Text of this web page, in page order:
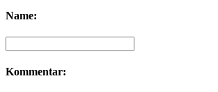
Name:
Kommentar: